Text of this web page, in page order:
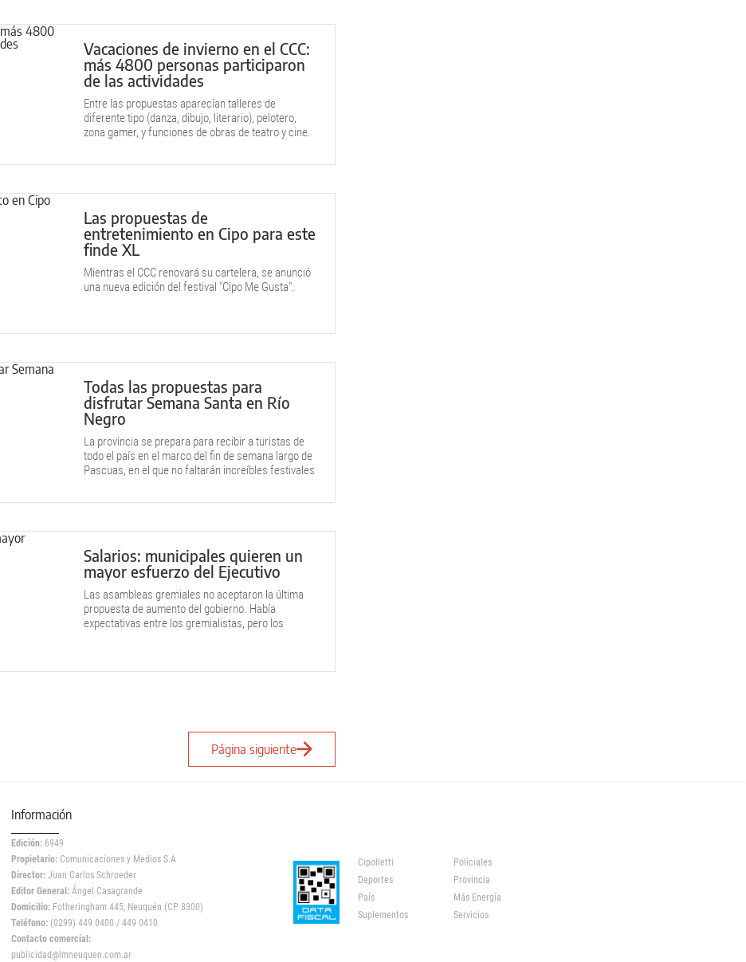
Vacaciones de invierno en el CCC:
más 4800 personas participaron
de las actividades
Entre las propuestas aparecían talleres de
diferente tipo (danza, dibujo, literario), pelotero,
zona gamer, y funciones de obras de teatro y cine.
Las propuestas de
entretenimiento en Cipo para este
finde XL
Mientras el CCC renovará su cartelera, se anunció
una nueva edición del festival "Cipo Me Gusta".
Todas las propuestas para
disfrutar Semana Santa en Río
Negro
La provincia se prepara para recibir a turistas de
todo el país en el marco del fin de semana largo de
Pascuas, en el que no faltarán increíbles festivales
Salarios: municipales quieren un
mayor esfuerzo del Ejecutivo
Las asambleas gremiales no aceptaron la última
propuesta de aumento del gobierno. Había
expectativas entre los gremialistas, pero los
Página siguiente
Información
Edición: 6949
Propietario: Comunicaciones y Medios S.A
Director: Juan Carlos Schroeder
Editor General: Ángel Casagrande
Domicilio: Fotheringham 445, Neuquén (CP 8300)
Teléfono: (0299) 449 0400 / 449 0410
Contacto comercial:
publicidad@lmneuquen.com.ar
Cipolletti
Policiales
Deportes
Provincia
País
Más Energía
Suplementos
Servicios